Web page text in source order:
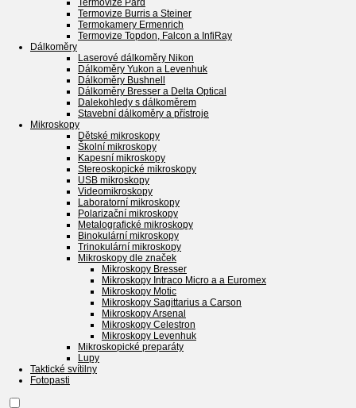
Termovize Pard
Termovize Burris a Steiner
Termokamery Ermenrich
Termovize Topdon, Falcon a InfiRay
Dálkoměry
Laserové dálkoměry Nikon
Dálkoměry Yukon a Levenhuk
Dálkoměry Bushnell
Dálkoměry Bresser a Delta Optical
Dalekohledy s dálkoměrem
Stavební dálkoměry a přístroje
Mikroskopy
Dětské mikroskopy
Školní mikroskopy
Kapesní mikroskopy
Stereoskopické mikroskopy
USB mikroskopy
Videomikroskopy
Laboratorní mikroskopy
Polarizační mikroskopy
Metalografické mikroskopy
Binokulární mikroskopy
Trinokulární mikroskopy
Mikroskopy dle značek
Mikroskopy Bresser
Mikroskopy Intraco Micro a a Euromex
Mikroskopy Motic
Mikroskopy Sagittarius a Carson
Mikroskopy Arsenal
Mikroskopy Celestron
Mikroskopy Levenhuk
Mikroskopické preparáty
Lupy
Taktické svítilny
Fotopasti